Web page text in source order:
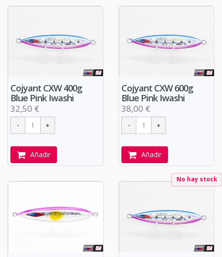
Cojyant CXW 400g
Blue Pink Iwashi
32,50 €
Añadir
Cojyant CXW 600g
Blue Pink Iwashi
38,00 €
Añadir
No hay stock